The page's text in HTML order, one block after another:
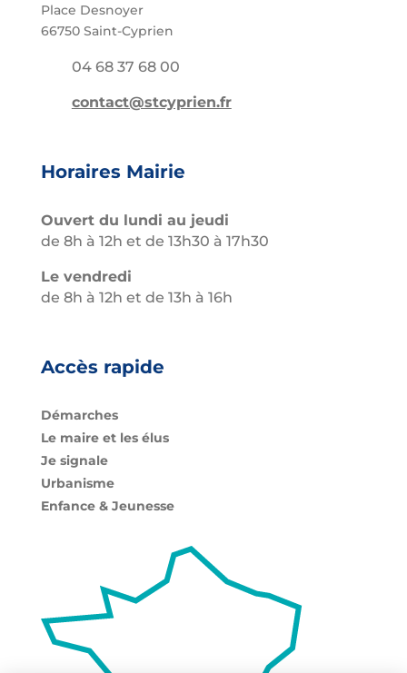
Place Desnoyer
66750 Saint-Cyprien
04 68 37 68 00
contact@stcyprien.fr
Horaires Mairie
Ouvert du lundi au jeudi
de 8h à 12h et de 13h30 à 17h30
Le vendredi
de 8h à 12h et de 13h à 16h
Accès rapide
Démarches
Le maire et les élus
Je signale
Urbanisme
Enfance & Jeunesse